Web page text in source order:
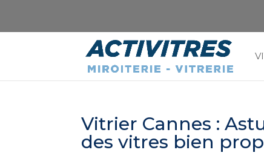
Vitrier Cannes :
des vitres bien